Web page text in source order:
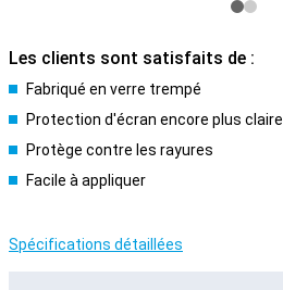
Les clients sont satisfaits de :
Fabriqué en verre trempé
Protection d'écran encore plus claire
Protège contre les rayures
Facile à appliquer
Spécifications détaillées